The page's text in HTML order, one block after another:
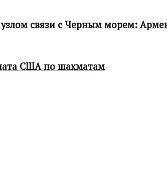
связи с Черным морем:
США по шахматам